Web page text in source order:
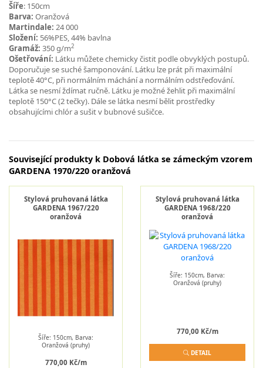
Šíře: 150cm
Barva: Oranžová
Martindale: 24 000
Složení: 56%PES, 44% bavlna
Gramáž: 350 g/m2
Ošetřování: Látku můžete chemicky čistit podle obvyklých postupů.
Doporučuje se suché šamponování. Látku lze prát při maximální
teplotě 40°C, při normálním máchání a normálním odstřeďování.
Látka se nesmí ždímat ručně. Látku je možné žehlit při maximální
teplotě 150°C (2 tečky). Dále se látka nesmí bělit prostředky
obsahujícími chlór a sušit v bubnové sušičce.
Související produkty k Dobová látka se zámeckým vzorem
GARDENA 1970/220 oranžová
Stylová pruhovaná látka
GARDENA 1967/220
oranžová
Šíře: 150cm, Barva:
Oranžová (pruhy)
770,00 Kč/m
Stylová pruhovaná látka
GARDENA 1968/220
oranžová
Šíře: 150cm, Barva:
Oranžová (pruhy)
770,00 Kč/m
DETAIL